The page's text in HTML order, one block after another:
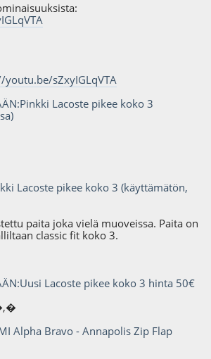
youtu.be/sZxyIGLqVTA
Lacoste pikee koko 3
Lacoste pikee koko 3 (käyttämätön,
paita joka vielä muoveissa. Paita on
classic fit koko 3.
Lacoste pikee koko 3 hinta 50€
Alpha Bravo - Annapolis Zip Flap